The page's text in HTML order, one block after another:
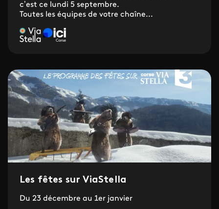
c’est ce lundi 5 septembre.
Toutes les équipes de votre chaîne...
Les fêtes sur ViaStella
Du 23 décembre au 1er janvier